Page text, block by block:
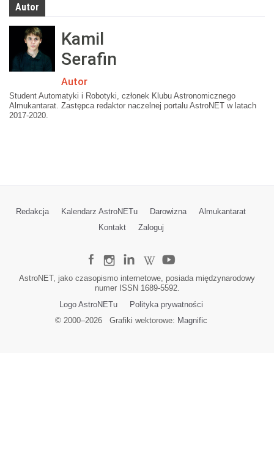
Autor
Kamil
Serafin
Autor
Student Automatyki i Robotyki, członek Klubu Astronomicznego
Almukantarat. Zastępca redaktor naczelnej portalu AstroNET w latach
2017-2020.
Redakcja Kalendarz AstroNETu Darowizna
Almukantarat
Kontakt
Zaloguj
AstroNET, jako czasopismo internetowe, posiada międzynarodowy
numer ISSN 1689-5592.
Logo AstroNETu
Polityka prywatności
© 2000–2026Grafiki wektorowe: Magnific